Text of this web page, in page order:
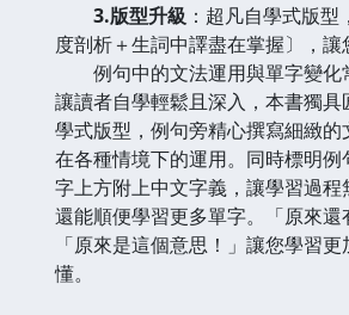
3.版型升級 ：超凡自學式版
度剖析＋生詞中譯盡在掌握〕，讓
例句中的文法運用與單字變化
讓讀者自學輕鬆且深入，本書獨具
學式版型，例句旁精心撰寫細緻
在各種情境下的運用。同時標明
字上方附上中文字義，讓學習過程
還能順便學習更多單字。「原來還
「原來是這個意思！」讓您學習
懂。